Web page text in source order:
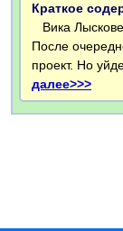
Краткое
Вика
После
проект. Но
далее>>>